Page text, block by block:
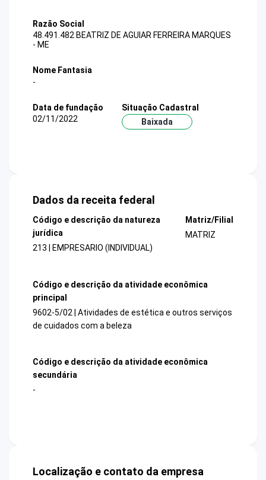
Razão Social
48.491.482 BEATRIZ DE AGUIAR FERREIRA MARQUES
- ME
Nome Fantasia
-
Data de fundação
02/11/2022
Situação Cadastral
Baixada
Dados da receita federal
Código e descrição da natureza
jurídica
213 | EMPRESARIO (INDIVIDUAL)
Matriz/Filial
MATRIZ
Código e descrição da atividade econômica
principal
9602-5/02 | Atividades de estética e outros serviços
de cuidados com a beleza
Código e descrição da atividade econômica
secundária
-
Localização e contato da empresa